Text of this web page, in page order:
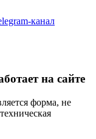
канал
на сайте
форма, не